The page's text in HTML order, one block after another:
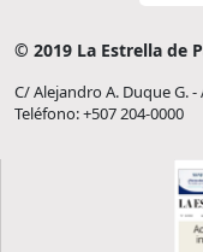
© 2019 La Estrella de
C/ Alejandro A. Duque G.
Teléfono: +507 204-0000